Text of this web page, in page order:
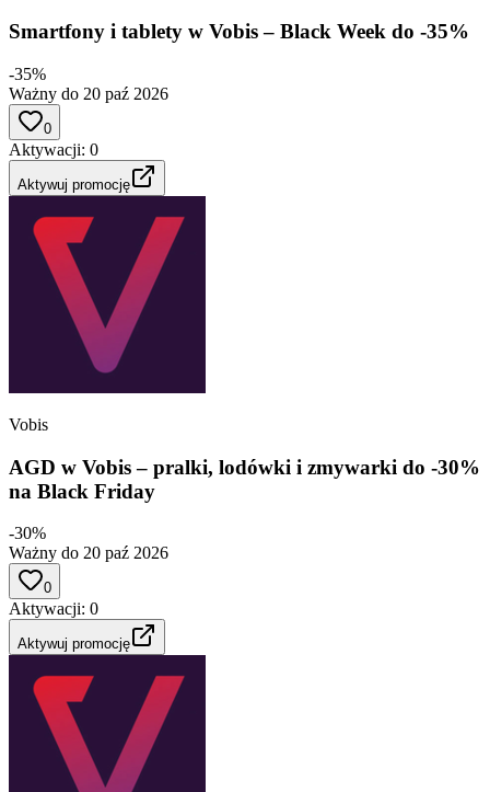
Smartfony i tablety w Vobis – Black Week do -35%
-35%
Ważny do 20 paź 2026
0
Aktywacji: 0
Aktywuj promocję
Vobis
AGD w Vobis – pralki, lodówki i zmywarki do -30%
na Black Friday
-30%
Ważny do 20 paź 2026
0
Aktywacji: 0
Aktywuj promocję